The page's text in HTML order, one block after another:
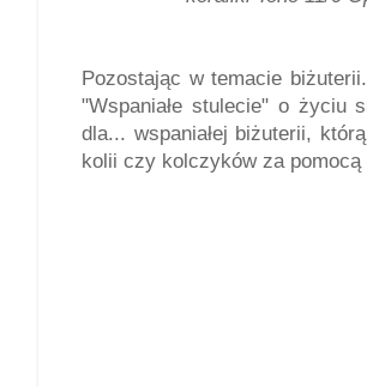
Pozostając w temacie
"Wspaniałe stulecie" o życiu
dla... wspaniałej biżuterii,
kolii czy kolczyków za pomocą